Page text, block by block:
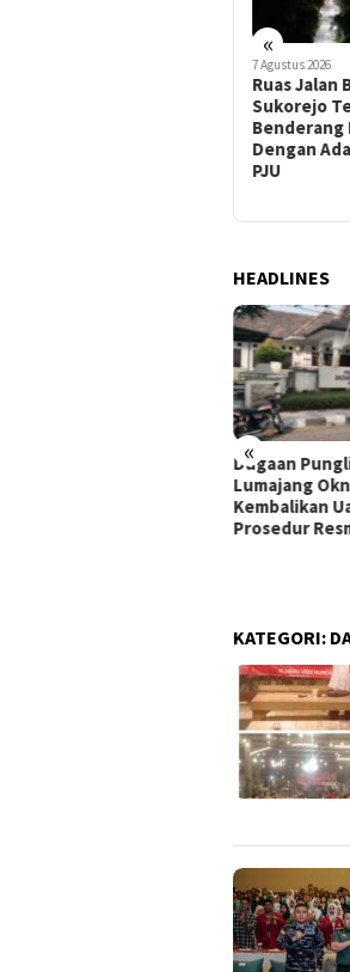
«
7 Agustus 2026
Ruas Jalan
Sukorejo
Benderang
Dengan
PJU
HEADLINES
«
Dugaan
Lumajang
Kembalikan
Prosedur
KATEGORI: